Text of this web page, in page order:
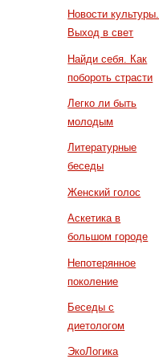
Новости культуры.
Выход в свет
Найди себя. Как
побороть страсти
Легко ли быть
молодым
Литературные
беседы
Женский голос
Аскетика в
большом городе
Непотерянное
поколение
Беседы с
диетологом
ЭкоЛогика